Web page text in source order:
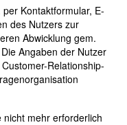
Kontaktformular, E-
des Nutzers zur
Abwicklung gem.
Angaben der Nutzer
Relationship-
mehr erforderlich